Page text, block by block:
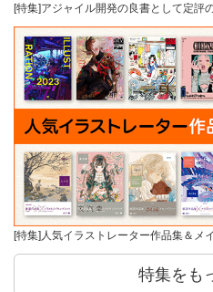
[特集]アジャイル開発の良書として定
[特集]人気イラストレーター作品集＆メ
特集をも